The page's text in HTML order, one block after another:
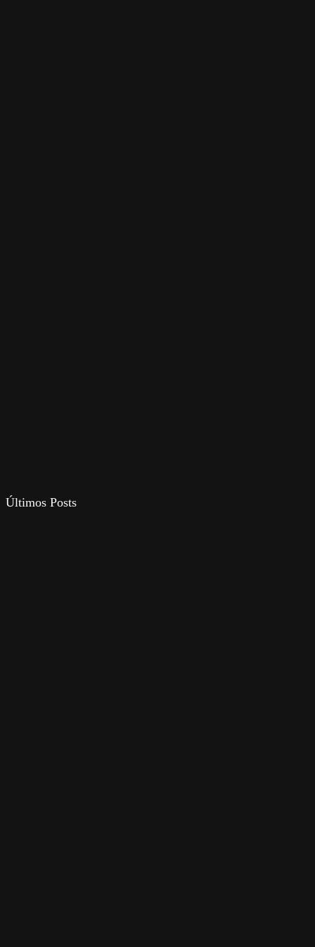
Últimos Posts